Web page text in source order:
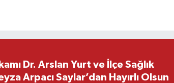
Dr. Arslan Yurt ve İlçe Sağlık
Arpacı Saylar’dan Hayırlı Olsun